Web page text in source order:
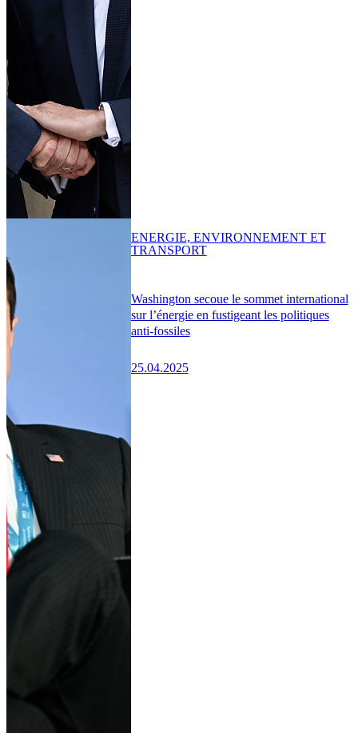
Washington secoue le sommet international
sur l’énergie en fustigeant les politiques
anti-fossiles
25.04.2025
ENERGIE, ENVIRONNEMENT ET
TRANSPORT